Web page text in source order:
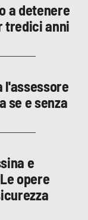
a detenere
tredici anni
l'assessore
se e senza
e
opere